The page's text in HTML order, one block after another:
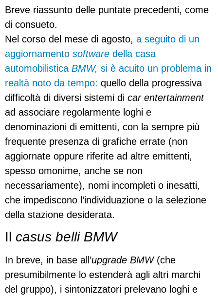
Breve riassunto delle puntate precedenti, come
di consueto.
Nel corso del mese di agosto, a seguito di un
aggiornamento software della casa
automobilistica BMW, si è acuito un problema in
realtà noto da tempo: quello della progressiva
difficoltà di diversi sistemi di car entertainment
ad associare regolarmente loghi e
denominazioni di emittenti, con la sempre più
frequente presenza di grafiche errate (non
aggiornate oppure riferite ad altre emittenti,
spesso omonime, anche se non
necessariamente), nomi incompleti o inesatti,
che impediscono l’individuazione o la selezione
della stazione desiderata.
Il casus belli BMW
In breve, in base all’upgrade BMW(che
presumibilmente lo estenderà agli altri marchi
del gruppo), i sintonizzatori prelevano loghi e